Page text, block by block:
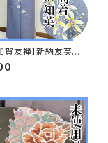
賀友禅】新納友英
正絹 袷s665